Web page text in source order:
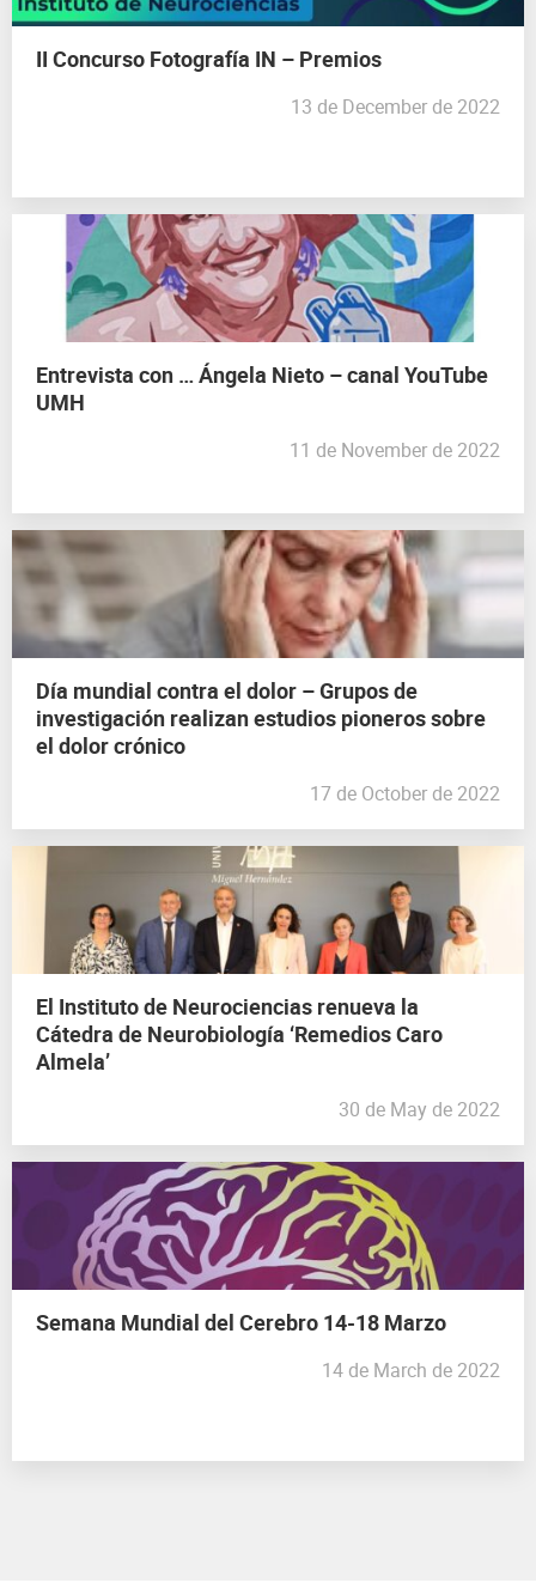
II Concurso Fotografía IN – Premios
13 de December de 2022
Entrevista con … Ángela Nieto – canal YouTube
UMH
11 de November de 2022
Día mundial contra el dolor – Grupos de
investigación realizan estudios pioneros sobre
el dolor crónico
17 de October de 2022
El Instituto de Neurociencias renueva la
Cátedra de Neurobiología ‘Remedios Caro
Almela’
30 de May de 2022
Semana Mundial del Cerebro 14-18 Marzo
14 de March de 2022